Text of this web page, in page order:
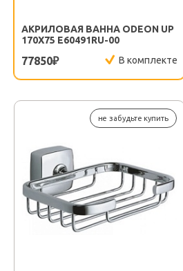
АКРИЛОВАЯ ВАННА ODEON UP
170Х75 E60491RU-00
77850₽ В комплекте
не забудьте купить